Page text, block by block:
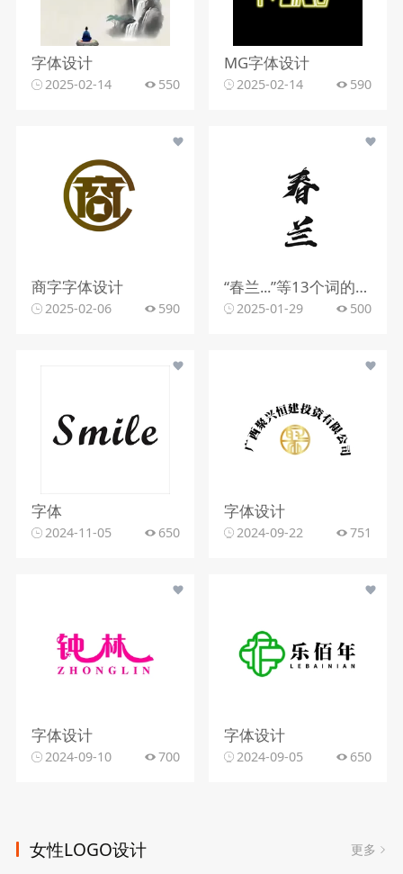
字体设计
2025-02-14 550
MG字体设计
2025-02-14 590
商字字体设计
2025-02-06 590
“春兰...”等13个词的字体设计
2025-01-29 500
字体
2024-11-05 650
字体设计
2024-09-22 751
字体设计
2024-09-10 700
字体设计
2024-09-05 650
女性LOGO设计 更多